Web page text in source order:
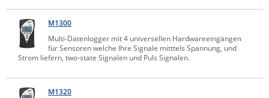
Legrand
LigoWave
Milesight
Netio
M1300
Multi-Datenlogger mit 4 universellen Hardwareeingängen
für Sensoren welche Ihre Signale mitttels Spannung, und
Strom liefern, two-state Signalen und Puls Signalen.
M1320